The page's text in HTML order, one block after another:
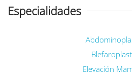
Especialidades
Elevación